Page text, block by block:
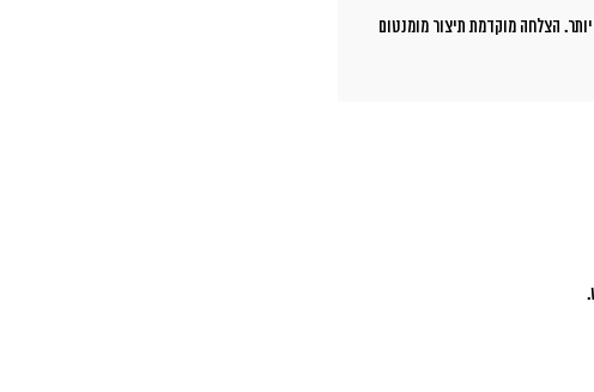
הצלחה מוקדמת תיצור מומנטום